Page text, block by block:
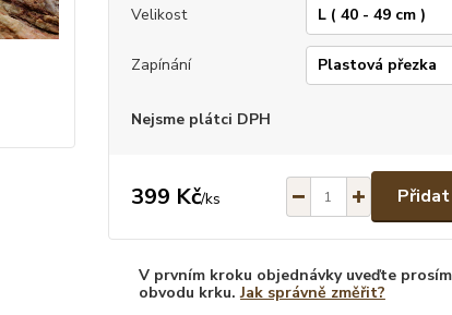
Velikost
Zapínání
Nejsme plátci DPH
399 Kč/ks
V prvním kroku objednávky uveďte
obvodu krku.Jak správně změřit?